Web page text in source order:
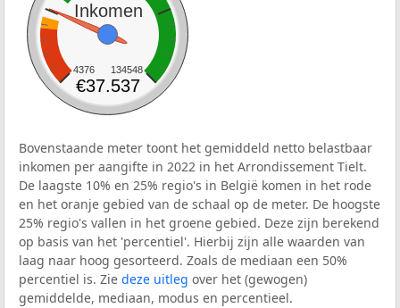
Inkomen
4376 134548
€37.537
Bovenstaande meter toont het gemiddeld netto belastbaar
inkomen per aangifte in 2022 in het Arrondissement Tielt.
De laagste 10% en 25% regio's in België komen in het rode
en het oranje gebied van de schaal op de meter. De hoogste
25% regio's vallen in het groene gebied. Deze zijn berekend
op basis van het 'percentiel'. Hierbij zijn alle waarden van
laag naar hoog gesorteerd. Zoals de mediaan een 50%
percentiel is. Zie deze uitleg over het (gewogen)
gemiddelde, mediaan, modus en percentieel.